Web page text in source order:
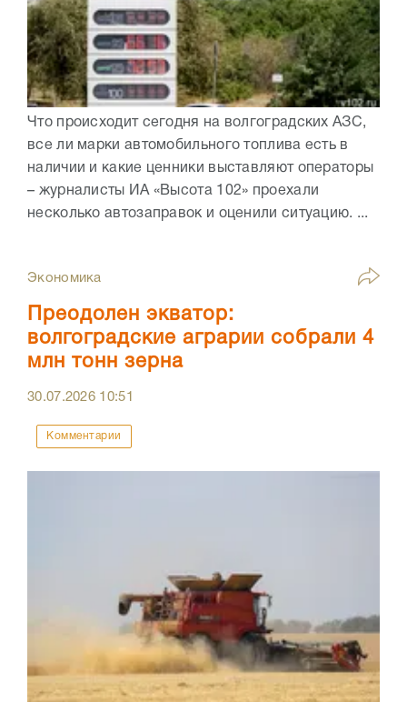
Что происходит сегодня на волгоградских АЗС,
все ли марки автомобильного топлива есть в
наличии и какие ценники выставляют операторы
– журналисты ИА «Высота 102» проехали
несколько автозаправок и оценили ситуацию. ...
Экономика
Преодолен экватор:
волгоградские аграрии собрали 4
млн тонн зерна
30.07.2026 10:51
Комментарии